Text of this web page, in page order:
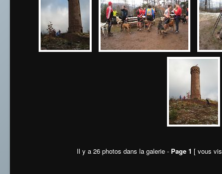
Il y a 26 photos dans la galerie - Page 1 [ vous